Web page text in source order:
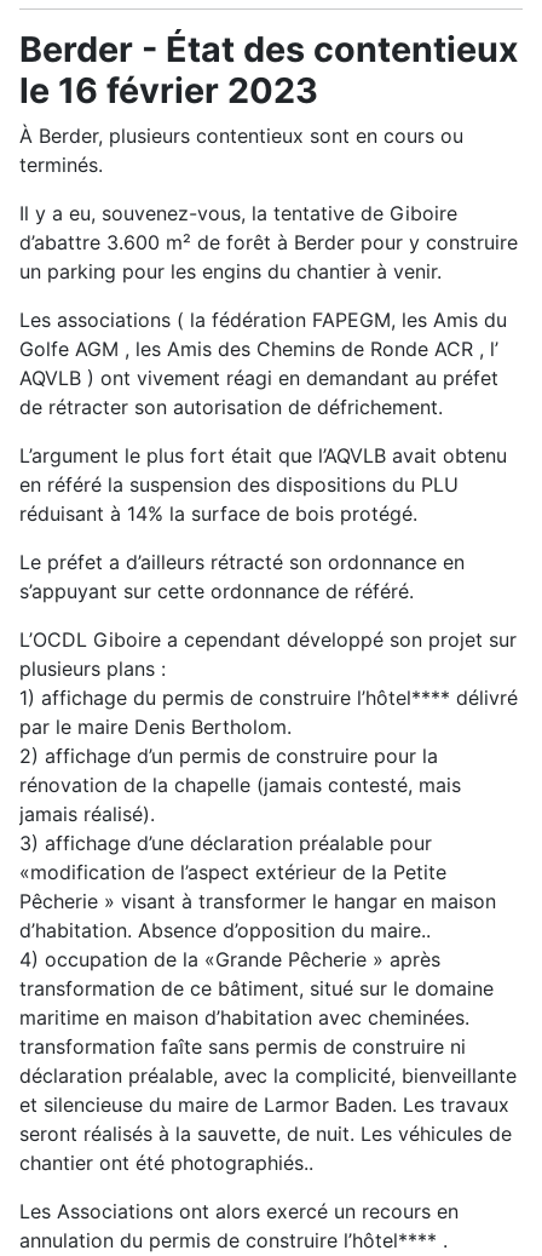
Berder - État des contentieux
le 16 février 2023
À Berder, plusieurs contentieux sont en cours ou
terminés.
Il y a eu, souvenez-vous, la tentative de Giboire
d’abattre 3.600 m² de forêt à Berder pour y construire
un parking pour les engins du chantier à venir.
Les associations ( la fédération FAPEGM, les Amis du
Golfe AGM , les Amis des Chemins de Ronde ACR , l’
AQVLB ) ont vivement réagi en demandant au préfet
de rétracter son autorisation de défrichement.
L’argument le plus fort était que l’AQVLB avait obtenu
en référé la suspension des dispositions du PLU
réduisant à 14% la surface de bois protégé.
Le préfet a d’ailleurs rétracté son ordonnance en
s’appuyant sur cette ordonnance de référé.
L’OCDL Giboire a cependant développé son projet sur
plusieurs plans :
1) affichage du permis de construire l’hôtel**** délivré
par le maire Denis Bertholom.
2) affichage d’un permis de construire pour la
rénovation de la chapelle (jamais contesté, mais
jamais réalisé).
3) affichage d’une déclaration préalable pour
«modification de l’aspect extérieur de la Petite
Pêcherie » visant à transformer le hangar en maison
d’habitation. Absence d’opposition du maire..
4) occupation de la «Grande Pêcherie » après
transformation de ce bâtiment, situé sur le domaine
maritime en maison d’habitation avec cheminées.
transformation faîte sans permis de construire ni
déclaration préalable, avec la complicité, bienveillante
et silencieuse du maire de Larmor Baden. Les travaux
seront réalisés à la sauvette, de nuit. Les véhicules de
chantier ont été photographiés..
Les Associations ont alors exercé un recours en
annulation du permis de construire l’hôtel**** .